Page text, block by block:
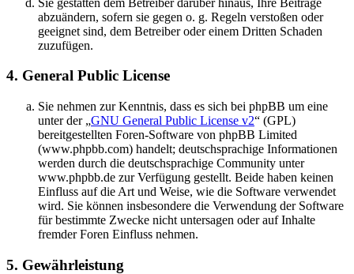
abzuändern, sofern sie gegen o. g. Regeln verstoßen oder
geeignet sind, dem Betreiber oder einem Dritten Schaden
zuzufügen.
4. General Public License
Sie nehmen zur Kenntnis, dass es sich bei phpBB um eine
unter der „GNU General Public License v2“ (GPL)
bereitgestellten Foren-Software von phpBB Limited
(www.phpbb.com) handelt; deutschsprachige Informationen
werden durch die deutschsprachige Community unter
www.phpbb.de zur Verfügung gestellt. Beide haben keinen
Einfluss auf die Art und Weise, wie die Software verwendet
wird. Sie können insbesondere die Verwendung der Software
für bestimmte Zwecke nicht untersagen oder auf Inhalte
fremder Foren Einfluss nehmen.
5. Gewährleistung